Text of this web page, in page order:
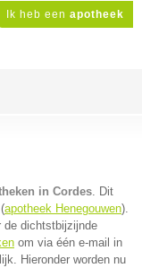
Ik heb een apotheek
in Cordes. Dit
apotheek Henegouwen).
de dichtstbijzijnde
om via één e-mail in
Hieronder worden nu